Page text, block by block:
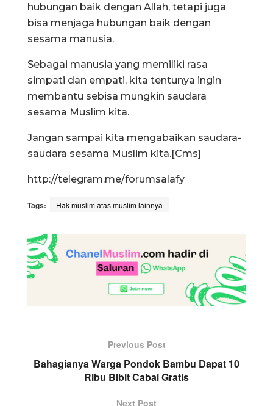
hubungan baik dengan Allah, tetapi juga
bisa menjaga hubungan baik dengan
sesama manusia.
Sebagai manusia yang memiliki rasa
simpati dan empati, kita tentunya ingin
membantu sebisa mungkin saudara
sesama Muslim kita.
Jangan sampai kita mengabaikan saudara-
saudara sesama Muslim kita.[Cms]
http://telegram.me/forumsalafy
Tags: Hak muslim atas muslim lainnya
Previous Post
Bahagianya Warga Pondok Bambu Dapat 10
Ribu Bibit Cabai Gratis
Next Post